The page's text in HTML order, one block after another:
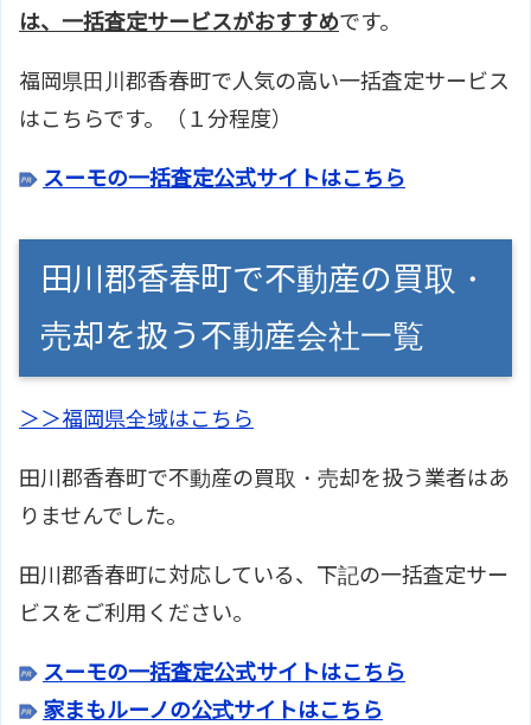
は、一括査定サービスがおすすめです。
福岡県田川郡香春町で人気の高い一括査定サービス
はこちらです。（１分程度）
スーモの一括査定公式サイトはこちら
田川郡香春町で不動産の買取・
売却を扱う不動産会社一覧
＞＞福岡県全域はこちら
田川郡香春町で不動産の買取・売却を扱う業者はあ
りませんでした。
田川郡香春町に対応している、下記の一括査定サー
ビスをご利用ください。
スーモの一括査定公式サイトはこちら
家まもルーノの公式サイトはこちら